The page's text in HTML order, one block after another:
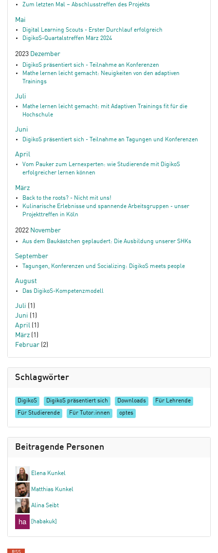
Zum letzten Mal – Abschlusstreffen des Projekts
Mai
Digital Learning Scouts - Erster Durchlauf erfolgreich
DigikoS-Quartalstreffen März 2024
2023 Dezember
DigikoS präsentiert sich - Teilnahme an Konferenzen
Mathe lernen leicht gemacht: Neuigkeiten von den adaptiven
Trainings
Juli
Mathe lernen leicht gemacht: mit Adaptiven Trainings fit für die
Hochschule
Juni
DigikoS präsentiert sich - Teilnahme an Tagungen und Konferenzen
April
Vom Pauker zum Lernexperten: wie Studierende mit DigikoS
erfolgreicher lernen können
März
Back to the roots? - Nicht mit uns!
Kulinarische Erlebnisse und spannende Arbeitsgruppen - unser
Projekttreffen in Köln
2022 November
Aus dem Baukästchen geplaudert: Die Ausbildung unserer SHKs
September
Tagungen, Konferenzen und Socializing: DigikoS meets people
August
Das DigikoS-Kompetenzmodell
Juli (1)
Juni (1)
April (1)
März (1)
Februar (2)
Schlagwörter
DigikoS DigikoS präsentiert sich Downloads Für Lehrende
Für Studierende Für Tutor:innen optes
Beitragende Personen
Elena Kunkel
Matthias Kunkel
Alina Seibt
[habakuk]